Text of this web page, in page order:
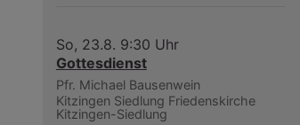
So, 23.8. 9:30 Uhr
Gottesdienst
Pfr. Michael Bausenwein
Kitzingen Siedlung Friedenskirche
Kitzingen-Siedlung